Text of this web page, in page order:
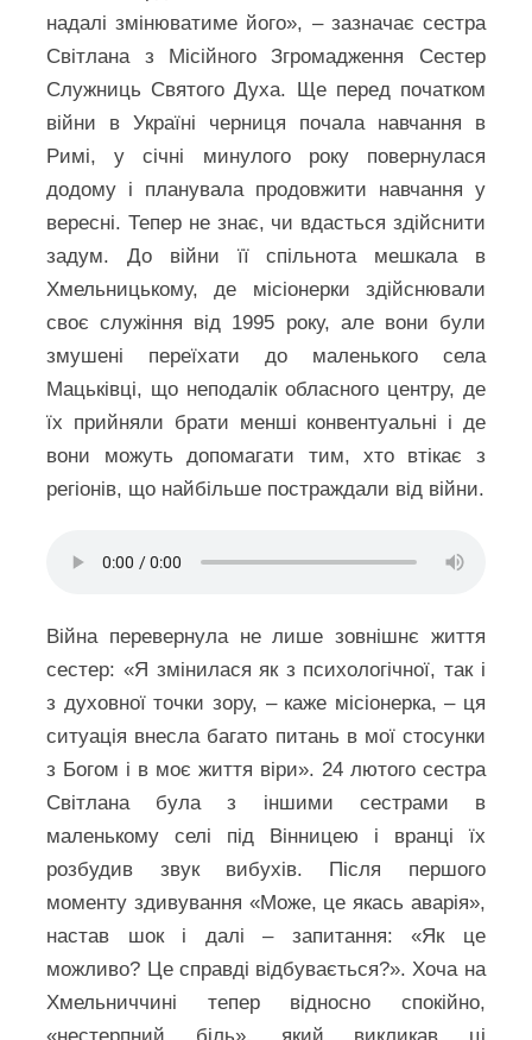
надалі змінюватиме його», – зазначає сестра
Світлана з Місійного Згромадження Сестер
Служниць Святого Духа. Ще перед початком
війни в Україні черниця почала навчання в
Римі, у січні минулого року повернулася
додому і планувала продовжити навчання у
вересні. Тепер не знає, чи вдасться здійснити
задум. До війни її спільнота мешкала в
Хмельницькому, де місіонерки здійснювали
своє служіння від 1995 року, але вони були
змушені переїхати до маленького села
Мацьківці, що неподалік обласного центру, де
їх прийняли брати менші конвентуальні і де
вони можуть допомагати тим, хто втікає з
регіонів, що найбільше постраждали від війни.
Війна перевернула не лише зовнішнє життя
сестер: «Я змінилася як з психологічної, так і
з духовної точки зору, – каже місіонерка, – ця
ситуація внесла багато питань в мої стосунки
з Богом і в моє життя віри». 24 лютого сестра
Світлана була з іншими сестрами в
маленькому селі під Вінницею і вранці їх
розбудив звук вибухів. Після першого
моменту здивування «Може, це якась аварія»,
настав шок і далі – запитання: «Як це
можливо? Це справді відбувається?». Хоча на
Хмельниччині тепер відносно спокійно,
«нестерпний біль», який викликав ці